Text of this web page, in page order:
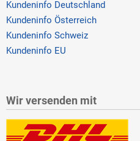
Kundeninfo Deutschland
Kundeninfo Österreich
Kundeninfo Schweiz
Kundeninfo EU
Wir versenden mit